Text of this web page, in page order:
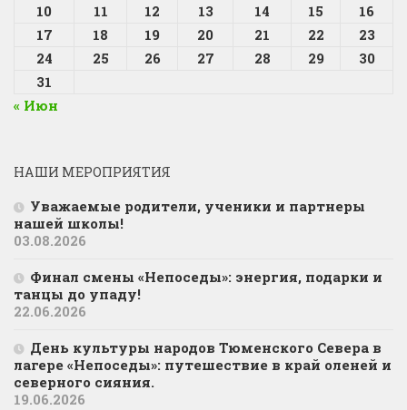
10
11 12 13 14 15
16
17
18 19 20 21 22
23
24
25 26 27 28 29
30
31
« Июн
НАШИ МЕРОПРИЯТИЯ
Уважаемые родители, ученики и партнеры
нашей школы!
03.08.2026
Финал смены «Непоседы»: энергия, подарки и
танцы до упаду!
22.06.2026
День культуры народов Тюменского Севера в
лагере «Непоседы»: путешествие в край оленей и
северного сияния.
19.06.2026